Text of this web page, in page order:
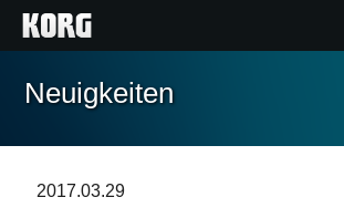
Home
Neuigkeiten
2017.03.29